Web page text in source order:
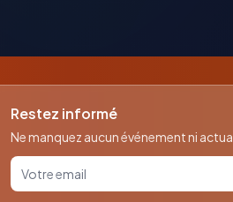
Restez informé
Ne manquez aucun événement ni
Votre email pour la newsletter